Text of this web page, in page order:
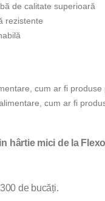
de calitate superioară
rezistente
cum ar fi
cum ar fi
hârtie mici de la
de bucăți.